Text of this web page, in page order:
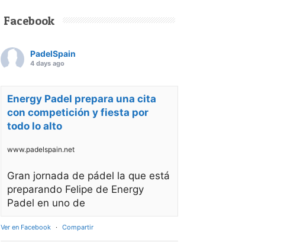
Facebook
PadelSpain
4 days ago
Energy Padel prepara una cita
con competición y fiesta por
todo lo alto
www.padelspain.net
Gran jornada de pádel la que está
preparando Felipe de Energy
Padel en uno de
Ver en Facebook · Compartir